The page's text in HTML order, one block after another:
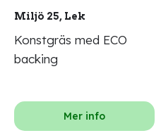
Miljö 25, Lek
Konstgräs med ECO
backing
Mer info